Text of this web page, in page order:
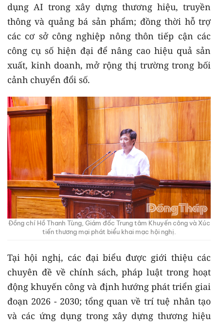
dụng AI trong xây dựng thương hiệu, truyền
thông và quảng bá sản phẩm; đồng thời hỗ trợ
các cơ sở công nghiệp nông thôn tiếp cận các
công cụ số hiện đại để nâng cao hiệu quả sản
xuất, kinh doanh, mở rộng thị trường trong bối
cảnh chuyển đổi số.
Đồng chí Hồ Thanh Tùng, Giám đốc Trung tâm Khuyến công và Xúc
tiến thương mại phát biểu khai mạc hội nghị.
Tại hội nghị, các đại biểu được giới thiệu các
chuyên đề về chính sách, pháp luật trong hoạt
động khuyến công và định hướng phát triển giai
đoạn 2026 - 2030; tổng quan về trí tuệ nhân tạo
và các ứng dụng trong xây dựng thương hiệu